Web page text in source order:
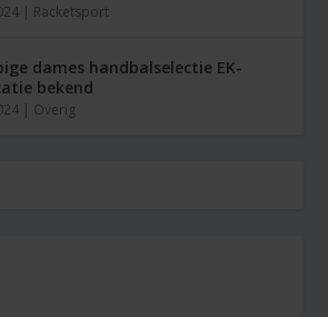
| Racketsport
dames handbalselectie EK-
bekend
| Overig